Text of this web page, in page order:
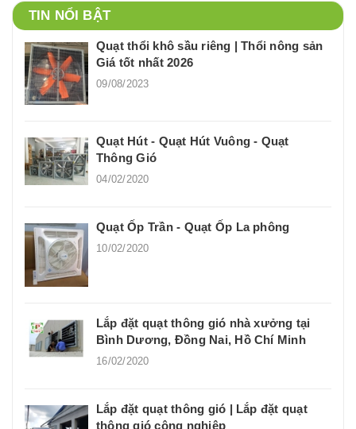
TIN NỔI BẬT
Quạt thổi khô sầu riêng | Thổi nông sản
Giá tốt nhất 2026
09/08/2023
Quạt Hút - Quạt Hút Vuông - Quạt
Thông Gió
04/02/2020
Quạt Ốp Trần - Quạt Ốp La phông
10/02/2020
Lắp đặt quạt thông gió nhà xưởng tại
Bình Dương, Đồng Nai, Hồ Chí Minh
16/02/2020
Lắp đặt quạt thông gió | Lắp đặt quạt
thông gió công nghiệp